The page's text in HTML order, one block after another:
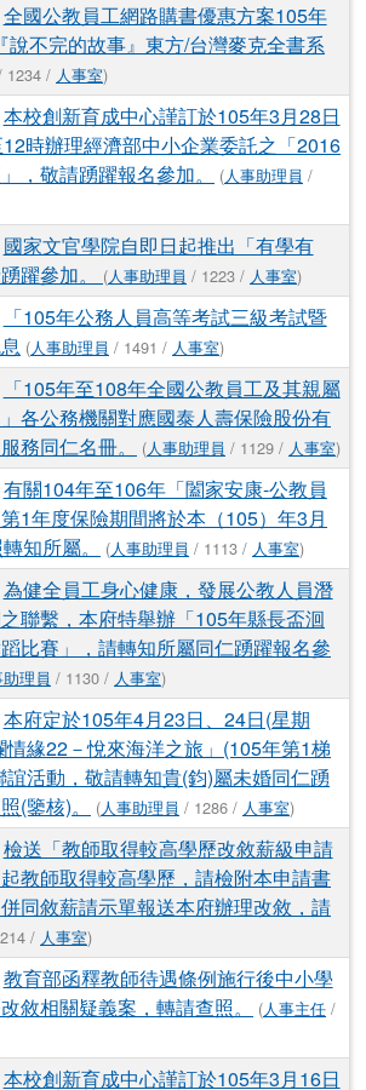
全國公教員工網路購書優惠方案105年
說不完的故事』東方/台灣麥克全書系
1234 / 人事室)
本校創新育成中心謹訂於105年3月28日
12時辦理經濟部中小企業委託之「2016
，敬請踴躍報名參加。
(人事助理員 /
國家文官學院自即日起推出「有學有
躍參加。
(人事助理員 / 1223 / 人事室)
「105年公務人員高等考試三級考試暨
(人事助理員 / 1491 / 人事室)
「105年至108年全國公教員工及其親屬
各公務機關對應國泰人壽保險股份有
務同仁名冊。
(人事助理員 / 1129 / 人事室)
有關104年至106年「闔家安康-公教員
1年度保險期間將於本（105）年3月
知所屬。
(人事助理員 / 1113 / 人事室)
為健全員工身心健康，發展公教人員潛
聯繫，本府特舉辦「105年縣長盃洄
比賽」，請轉知所屬同仁踴躍報名參
理員 / 1130 / 人事室)
本府定於105年4月23日、24日(星期
情緣22－悅來海洋之旅」(105年第1梯
活動，敬請轉知貴(鈞)屬未婚同仁踴
(鑒核)。
(人事助理員 / 1286 / 人事室)
檢送「教師取得較高學歷改敘薪級申請
教師取得較高學歷，請檢附本申請書
同敘薪請示單報送本府辦理改敘，請
/ 人事室)
教育部函釋教師待遇條例施行後中小學
敘相關疑義案，轉請查照。
(人事主任 /
本校創新育成中心謹訂於105年3月16日